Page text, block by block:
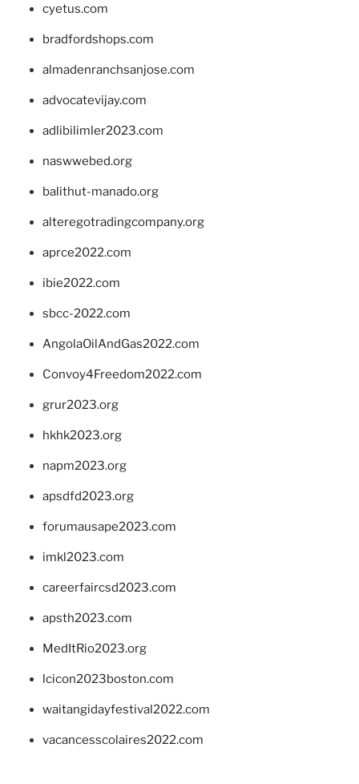
cyetus.com
bradfordshops.com
almadenranchsanjose.com
advocatevijay.com
adlibilimler2023.com
naswwebed.org
balithut-manado.org
alteregotradingcompany.org
aprce2022.com
ibie2022.com
sbcc-2022.com
AngolaOilAndGas2022.com
Convoy4Freedom2022.com
grur2023.org
hkhk2023.org
napm2023.org
apsdfd2023.org
forumausape2023.com
imkl2023.com
careerfaircsd2023.com
apsth2023.com
MedItRio2023.org
lcicon2023boston.com
waitangidayfestival2022.com
vacancesscolaires2022.com